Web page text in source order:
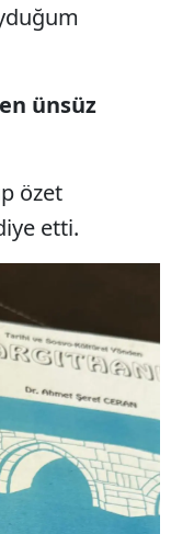
ünsüz
özet
etti.